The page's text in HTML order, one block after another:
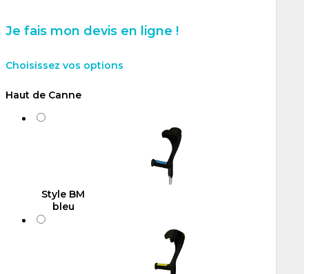
Je fais mon devis en ligne !
Choisissez vos options
Haut de Canne
Style BM
bleu